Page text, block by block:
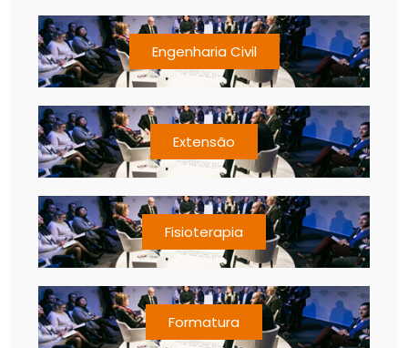
Engenharia Civil
Extensão
Fisioterapia
Formatura